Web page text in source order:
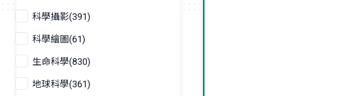
科學攝影(391)
科學繪圖(61)
生命科學(830)
地球科學(361)